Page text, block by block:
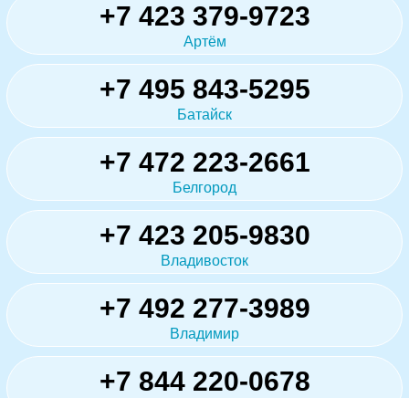
+7 423 379-9723
Артём
+7 495 843-5295
Батайск
+7 472 223-2661
Белгород
+7 423 205-9830
Владивосток
+7 492 277-3989
Владимир
+7 844 220-0678